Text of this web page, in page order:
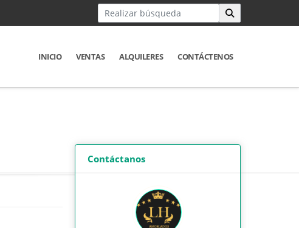
INICIO VENTAS ALQUILERES CONTÁCTENOS
Contáctanos